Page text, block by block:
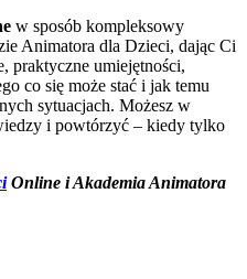
w sposób kompleksowy
Animatora dla Dzieci, dając Ci
praktyczne umiejętności,
co się może stać i jak temu
sytuacjach. Możesz w
i powtórzyć – kiedy tylko
Online i Akademia Animatora